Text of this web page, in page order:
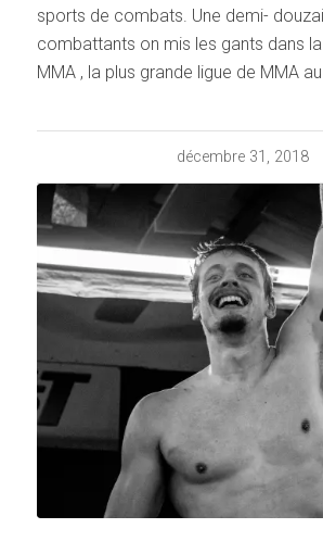
sports de combats. Une demi-
combattants on mis les gants dans
MMA , la plus grande ligue de MMA
décembre 31, 2018